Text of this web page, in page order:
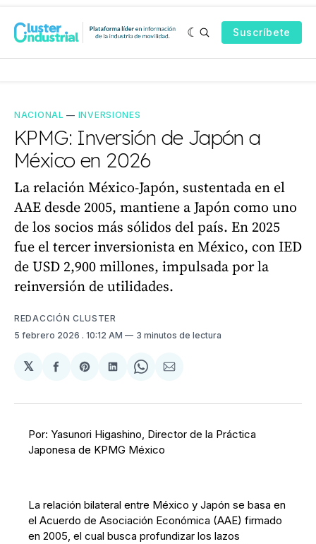
Suscríbete
NACIONAL — INVERSIONES
KPMG: Inversión de Japón a
México en 2026
La relación México-Japón, sustentada en el
AAE desde 2005, mantiene a Japón como uno
de los socios más sólidos del país. En 2025
fue el tercer inversionista en México, con IED
de USD 2,900 millones, impulsada por la
reinversión de utilidades.
REDACCIÓN CLUSTER
5 febrero 2026 . 10:12 AM 3 minutos de lectura
𝕏
Compartir
Facebook
Share
Pinterest
Compartir
LinkedIn
Share
WhatsApp
Compartir
Email
Por: Yasunori Higashino, Director de la Práctica
Japonesa de KPMG México
La relación bilateral entre México y Japón se basa en
el Acuerdo de Asociación Económica (AAE) firmado
en 2005, el cual busca profundizar los lazos